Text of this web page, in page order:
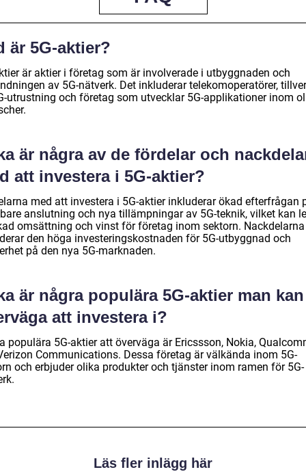
är 5G-aktier?
är aktier i företag som är involverade i utbyggnaden och
av 5G-nätverk. Det inkluderar telekomoperatörer,
utrustning och företag som utvecklar 5G-applikationer inom
är några av de fördelar och
att investera i 5G-aktier?
med att investera i 5G-aktier inkluderar ökad efterfrågan
anslutning och nya tillämpningar av 5G-teknik, vilket kan
omsättning och vinst för företag inom sektorn. Nackdelarna
den höga investeringskostnaden för 5G-utbyggnad och
på den nya 5G-marknaden.
är några populära 5G-aktier man kan
att investera i?
populära 5G-aktier att överväga är Ericssson, Nokia,
Communications. Dessa företag är välkända inom 5G-
och erbjuder olika produkter och tjänster inom ramen för 5G-
Läs fler inlägg här